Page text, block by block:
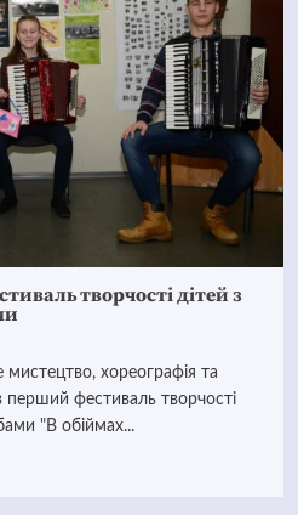
творчості дітей з
мистецтво, хореографія та
перший фестиваль творчості
"В обіймах...